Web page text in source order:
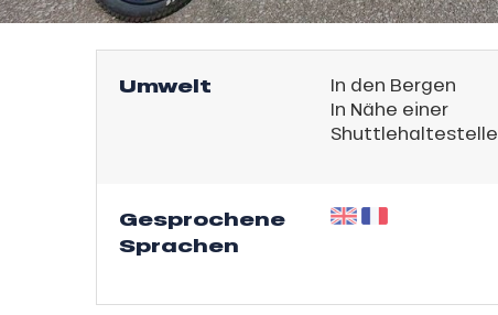
Umwelt In den Bergen
In Nähe einer
Shuttlehaltestelle
Gesprochene
Sprachen